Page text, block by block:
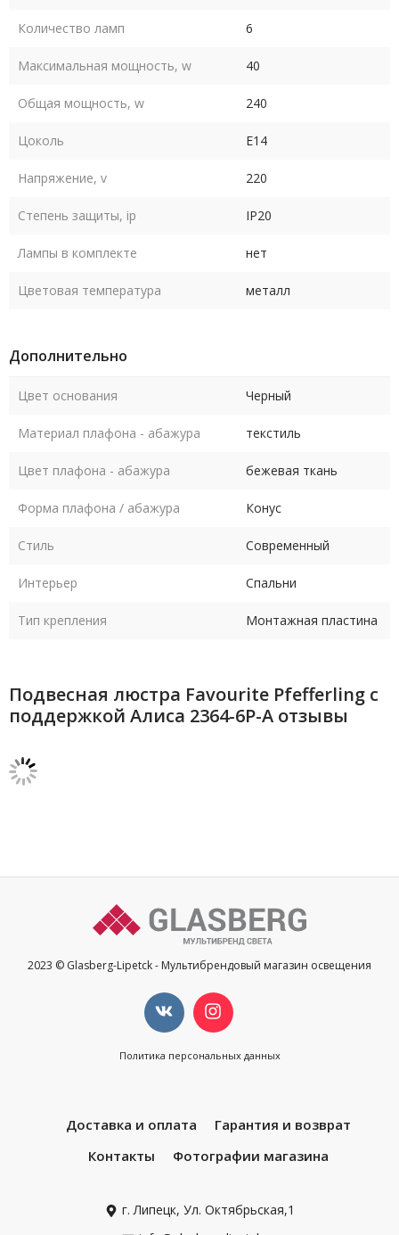
Количество ламп 6
Максимальная мощность, w 40
Общая мощность, w 240
Цоколь E14
Напряжение, v 220
Степень защиты, ip IP20
Лампы в комплекте нет
Цветовая температура металл
Дополнительно
Цвет основания Черный
Материал плафона - абажура текстиль
Цвет плафона - абажура бежевая ткань
Форма плафона / абажура Конус
Стиль Современный
Интерьер Спальни
Тип крепления Монтажная пластина
Подвесная люстра Favourite Pfefferling с
поддержкой Алиса 2364-6P-A отзывы
2023 © Glasberg-Lipetck - Мультибрендовый магазин освещения
Политика персональных данных
Доставка и оплата
Гарантия и возврат
Контакты
Фотографии магазина
г. Липецк, Ул. Октябрьская,1